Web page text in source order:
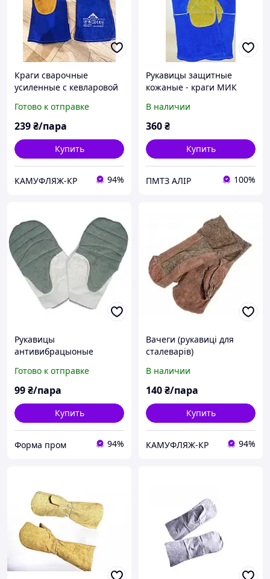
Краги сварочные
усиленные с кевларовой
Готово к отправке
239₴/пара
Купить
КАМУФЛЯЖ-КР 94%
Рукавицы защитные
кожаные - краги МИК
В наличии
360₴
Купить
ПМТЗ АЛІР 100%
Рукавицы
антивибрацыоные
Готово к отправке
99₴/пара
Купить
Форма пром 94%
Вачеги (рукавиці для
сталеварів)
В наличии
140₴/пара
Купить
КАМУФЛЯЖ-КР 94%